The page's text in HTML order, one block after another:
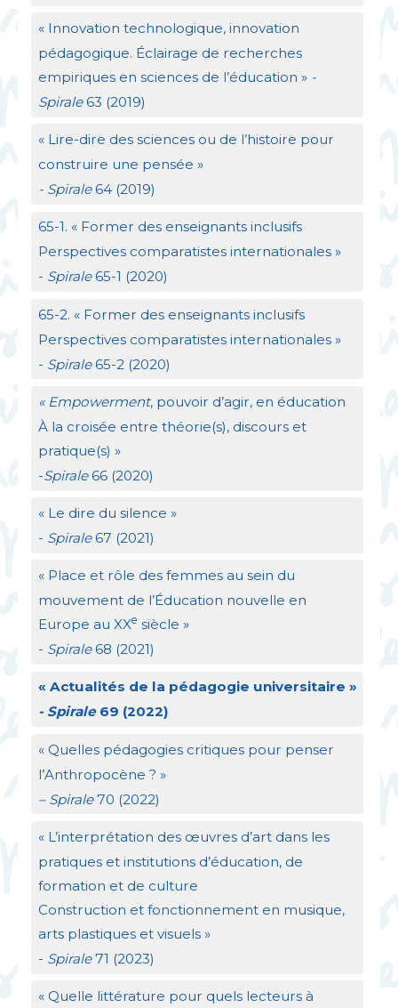
« Innovation technologique, innovation
pédagogique. Éclairage de recherches
empiriques en sciences de l’éducation » -
Spirale63 (2019)
« Lire-dire des sciences ou de l’histoire pour
construire une pensée »
- Spirale64 (2019)
65-1. « Former des enseignants inclusifs
Perspectives comparatistes internationales »
- Spirale65-1 (2020)
65-2. « Former des enseignants inclusifs
Perspectives comparatistes internationales »
- Spirale65-2 (2020)
« Empowerment, pouvoir d’agir, en éducation
À la croisée entre théorie(s), discours et
pratique(s) »
-Spirale66 (2020)
« Le dire du silence »
- Spirale67 (2021)
« Place et rôle des femmes au sein du
mouvement de l’Éducation nouvelle en
Europe au XXe siècle »
- Spirale68 (2021)
« Actualités de la pédagogie universitaire »
- Spirale69 (2022)
« Quelles pédagogies critiques pour penser
l’Anthropocène ? »
– Spirale70 (2022)
« L’interprétation des œuvres d’art dans les
pratiques et institutions d’éducation, de
formation et de culture
Construction et fonctionnement en musique,
arts plastiques et visuels »
- Spirale71 (2023)
« Quelle littérature pour quels lecteurs à